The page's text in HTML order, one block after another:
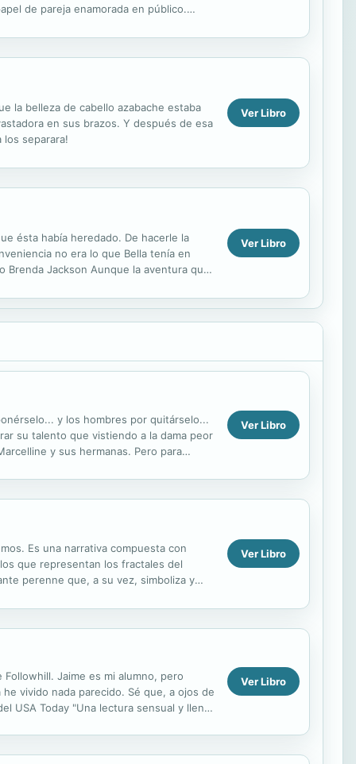
de pareja enamorada en público.
la belleza de cabello azabache estaba
en sus brazos. Y después de esa
los separara!
Ver Libro
ésta había heredado. De hacerle la
no era lo que Bella tenía en
Jackson Aunque la aventura que
Ver Libro
y los hombres por quitárselo...
su talento que vistiendo a la dama peor
y sus hermanas. Pero para
Ver Libro
Es una narrativa compuesta con
que representan los fractales del
perenne que, a su vez, simboliza y
Ver Libro
Jaime es mi alumno, pero
vivido nada parecido. Sé que, a ojos de
USA Today "Una lectura sensual y llena
Ver Libro